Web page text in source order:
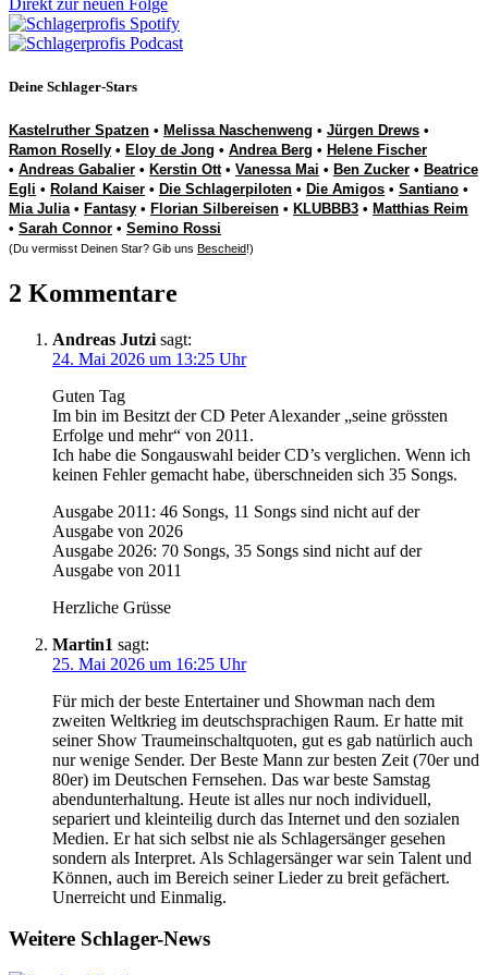
Direkt zur neuen Folge
Deine Schlager-Stars
Kastelruther Spatzen • Melissa Naschenweng • Jürgen Drews •
Ramon Roselly • Eloy de Jong • Andrea Berg • Helene Fischer
• Andreas Gabalier • Kerstin Ott• Vanessa Mai • Ben Zucker • Beatrice
Egli • Roland Kaiser • Die Schlagerpiloten • Die Amigos • Santiano •
Mia Julia • Fantasy • Florian Silbereisen • KLUBBB3 • Matthias Reim
• Sarah Connor • Semino Rossi
(Du vermisst Deinen Star? Gib uns Bescheid!)
2 Kommentare
Andreas Jutzi sagt:
24. Mai 2026 um 13:25 Uhr
Guten Tag
Im bin im Besitzt der CD Peter Alexander „seine grössten
Erfolge und mehr“ von 2011.
Ich habe die Songauswahl beider CD’s verglichen. Wenn ich
keinen Fehler gemacht habe, überschneiden sich 35 Songs.
Ausgabe 2011: 46 Songs, 11 Songs sind nicht auf der
Ausgabe von 2026
Ausgabe 2026: 70 Songs, 35 Songs sind nicht auf der
Ausgabe von 2011
Herzliche Grüsse
Martin1 sagt:
25. Mai 2026 um 16:25 Uhr
Für mich der beste Entertainer und Showman nach dem
zweiten Weltkrieg im deutschsprachigen Raum. Er hatte mit
seiner Show Traumeinschaltquoten, gut es gab natürlich auch
nur wenige Sender. Der Beste Mann zur besten Zeit (70er und
80er) im Deutschen Fernsehen. Das war beste Samstag
abendunterhaltung. Heute ist alles nur noch individuell,
separiert und kleinteilig durch das Internet und den sozialen
Medien. Er hat sich selbst nie als Schlagersänger gesehen
sondern als Interpret. Als Schlagersänger war sein Talent und
Können, auch im Bereich seiner Lieder zu breit gefächert.
Unerreicht und Einmalig.
Weitere Schlager-News